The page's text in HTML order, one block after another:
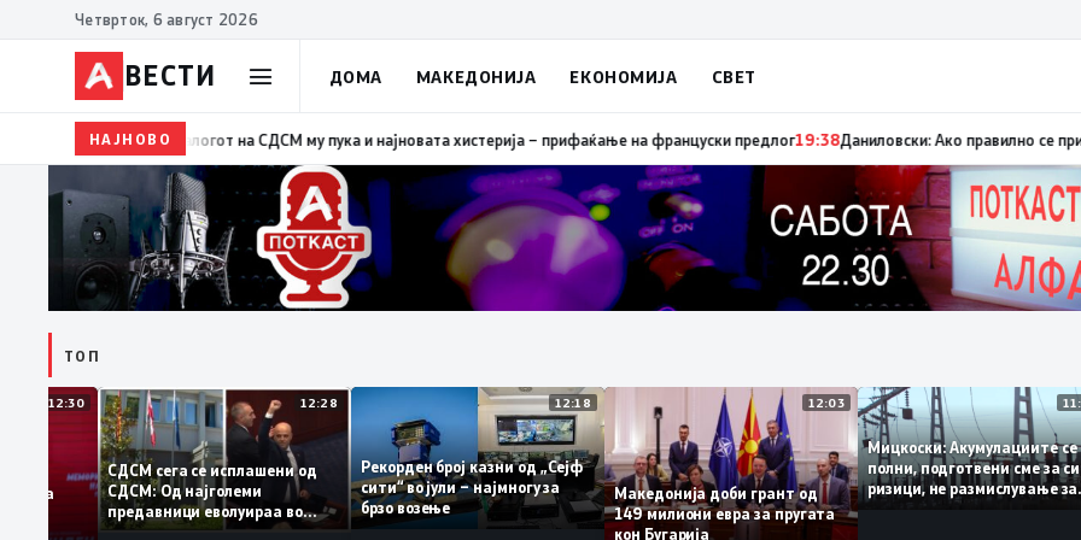
Четврток, 6 август 2026
ВЕСТИ ДОМА МАКЕДОНИЈА ЕКОНОМИЈА СВЕТ
НАЈНОВО19:39ВМРО-ДПМНЕ: Како што му пукна меурот од сапуница „мигранти за пари“, така на талогот на СДСМ му пука и
ТОП
12:30
на
12:28
СДСМ сега се исплашени од
СДСМ: Од најголеми
предавници еволуираа во
најголеми патриоти
12:18
Рекорден број казни од „Сејф
сити“ во јули – најмногу за
брзо возење
12:03
Македонија доби грант од
149 милиони евра за пругата
кон Бугарија
Мицкоски:
полни, подготвени сме
ризици, не
поскапување на струјата